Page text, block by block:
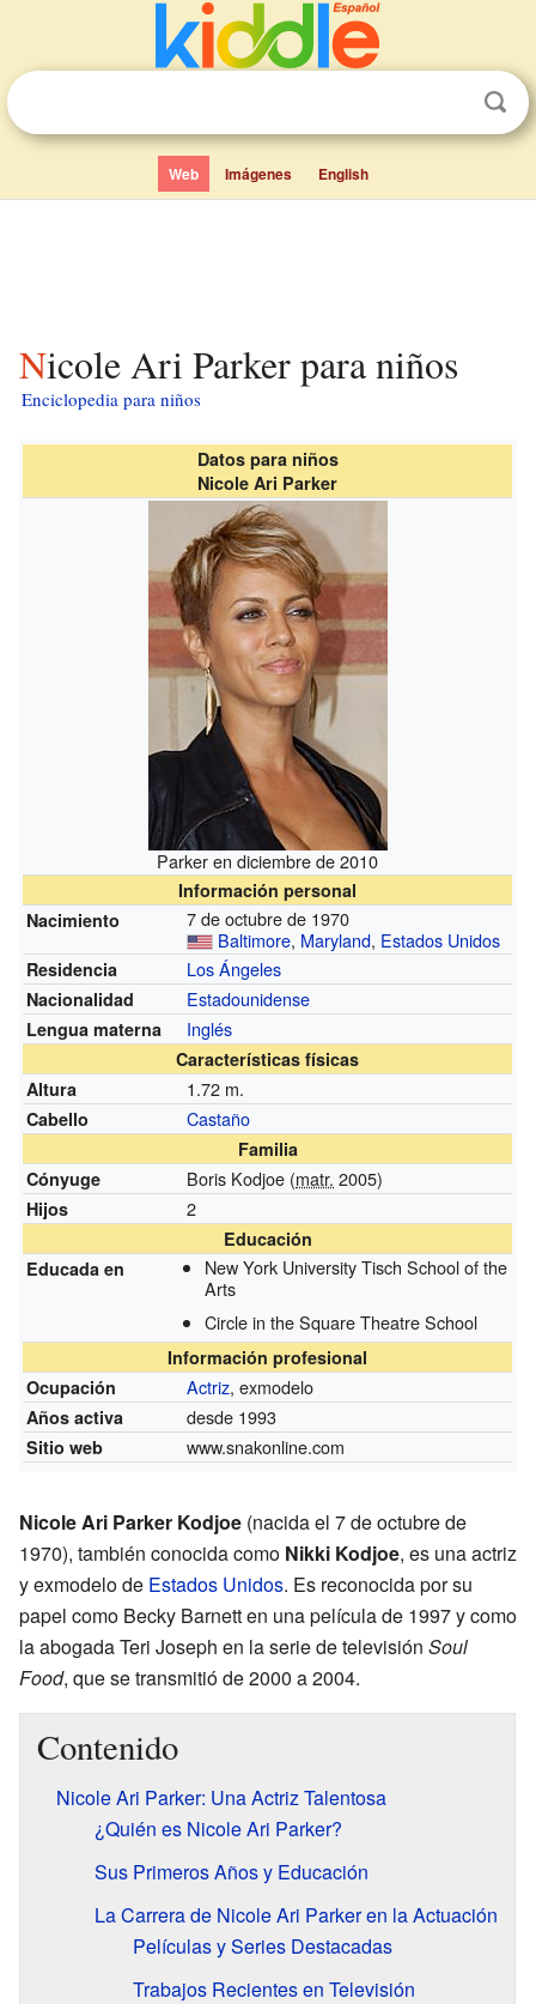
Web Imágenes English
Nicole Ari Parker para niños
Enciclopedia para niños
Datos para niños
Nicole Ari Parker
Parker en diciembre de 2010
Información personal
Nacimiento
7 de octubre de 1970
Baltimore, Maryland, Estados Unidos
Residencia Los Ángeles
Nacionalidad Estadounidense
Lengua materna Inglés
Características físicas
Altura
1.72 m.
Cabello Castaño
Familia
Cónyuge
Boris Kodjoe (matr. 2005)
Hijos 2
Educación
Educada en
New York University Tisch School of the
Arts
Circle in the Square Theatre School
Información profesional
Ocupación
Actriz, exmodelo
Años activa desde 1993
Sitio web www.snakonline.com
Nicole Ari Parker Kodjoe (nacida el 7 de octubre de
1970), también conocida como Nikki Kodjoe, es una actriz
y exmodelo de Estados Unidos. Es reconocida por su
papel como Becky Barnett en una película de 1997 y como
la abogada Teri Joseph en la serie de televisión Soul
Food, que se transmitió de 2000 a 2004.
Contenido
Nicole Ari Parker: Una Actriz Talentosa
¿Quién es Nicole Ari Parker?
Sus Primeros Años y Educación
La Carrera de Nicole Ari Parker en la Actuación
Películas y Series Destacadas
Trabajos Recientes en Televisión